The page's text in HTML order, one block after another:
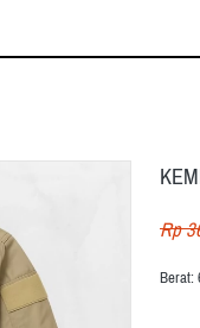
Rp
Berat: